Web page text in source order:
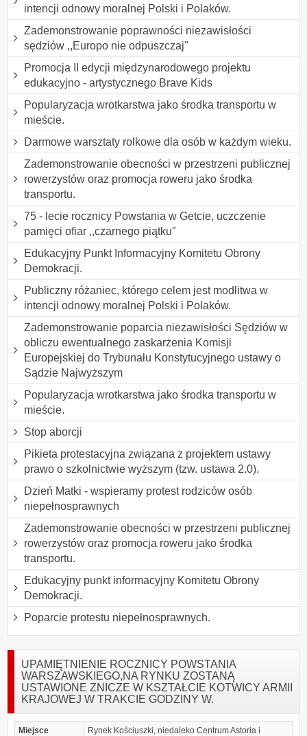
intencji odnowy moralnej Polski i Polaków.
Zademonstrowanie poprawności niezawisłości
sędziów ,,Europo nie odpuszczaj"
Promocja II edycji międzynarodowego projektu
edukacyjno - artystycznego Brave Kids
Popularyzacja wrotkarstwa jako środka transportu w
mieście.
Darmowe warsztaty rolkowe dla osób w każdym wieku.
Zademonstrowanie obecności w przestrzeni publicznej
rowerzystów oraz promocja roweru jako środka
transportu.
75 - lecie rocznicy Powstania w Getcie, uczczenie
pamięci ofiar ,,czarnego piątku"
Edukacyjny Punkt Informacyjny Komitetu Obrony
Demokracji.
Publiczny różaniec, którego celem jest modlitwa w
intencji odnowy moralnej Polski i Polaków.
Zademonstrowanie poparcia niezawisłości Sędziów w
obliczu ewentualnego zaskarżenia Komisji
Europejskiej do Trybunału Konstytucyjnego ustawy o
Sądzie Najwyższym
Popularyzacja wrotkarstwa jako środka transportu w
mieście.
Stop aborcji
Pikieta protestacyjna związana z projektem ustawy
prawo o szkolnictwie wyższym (tzw. ustawa 2.0).
Dzień Matki - wspieramy protest rodziców osób
niepełnosprawnych
Zademonstrowanie obecności w przestrzeni publicznej
rowerzystów oraz promocja roweru jako środka
transportu.
Edukacyjny punkt informacyjny Komitetu Obrony
Demokracji.
Poparcie protestu niepełnosprawnych.
UPAMIĘTNIENIE ROCZNICY POWSTANIA
WARSZAWSKIEGO,NA RYNKU ZOSTANĄ
USTAWIONE ZNICZE W KSZTAŁCIE KOTWICY ARMII
KRAJOWEJ W TRAKCIE GODZINY W.
Miejsce
Rynek Kościuszki, niedaleko Centrum Astoria i